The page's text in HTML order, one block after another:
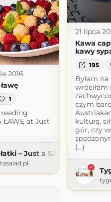
21 lipca
Kawa
kawy
195
Byłam
wróciłam
czym
kulturą,
gór, czy
(...)
2016
1
ŁAWĘ at Just
– Just a SALAD